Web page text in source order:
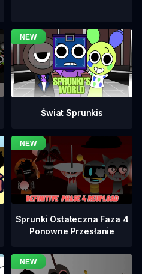
Świat Sprunkis
Sprunki Ostateczna Faza 4
Ponowne Przesłanie